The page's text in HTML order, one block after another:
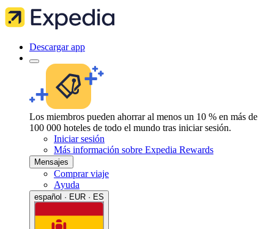
Descargar app
Los miembros pueden ahorrar al menos un 10 % en más de
100 000 hoteles de todo el mundo tras iniciar sesión.
Iniciar sesión
Más información sobre Expedia Rewards
Mensajes
Comprar viaje
Ayuda
español · EUR · ES